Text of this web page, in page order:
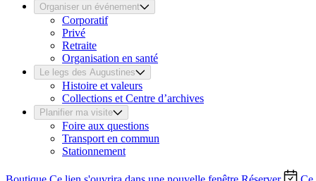
Organiser un événement
Corporatif
Privé
Retraite
Organisation en santé
Le legs des Augustines
Histoire et valeurs
Collections et Centre d’archives
Planifier ma visite
Foire aux questions
Transport en commun
Stationnement